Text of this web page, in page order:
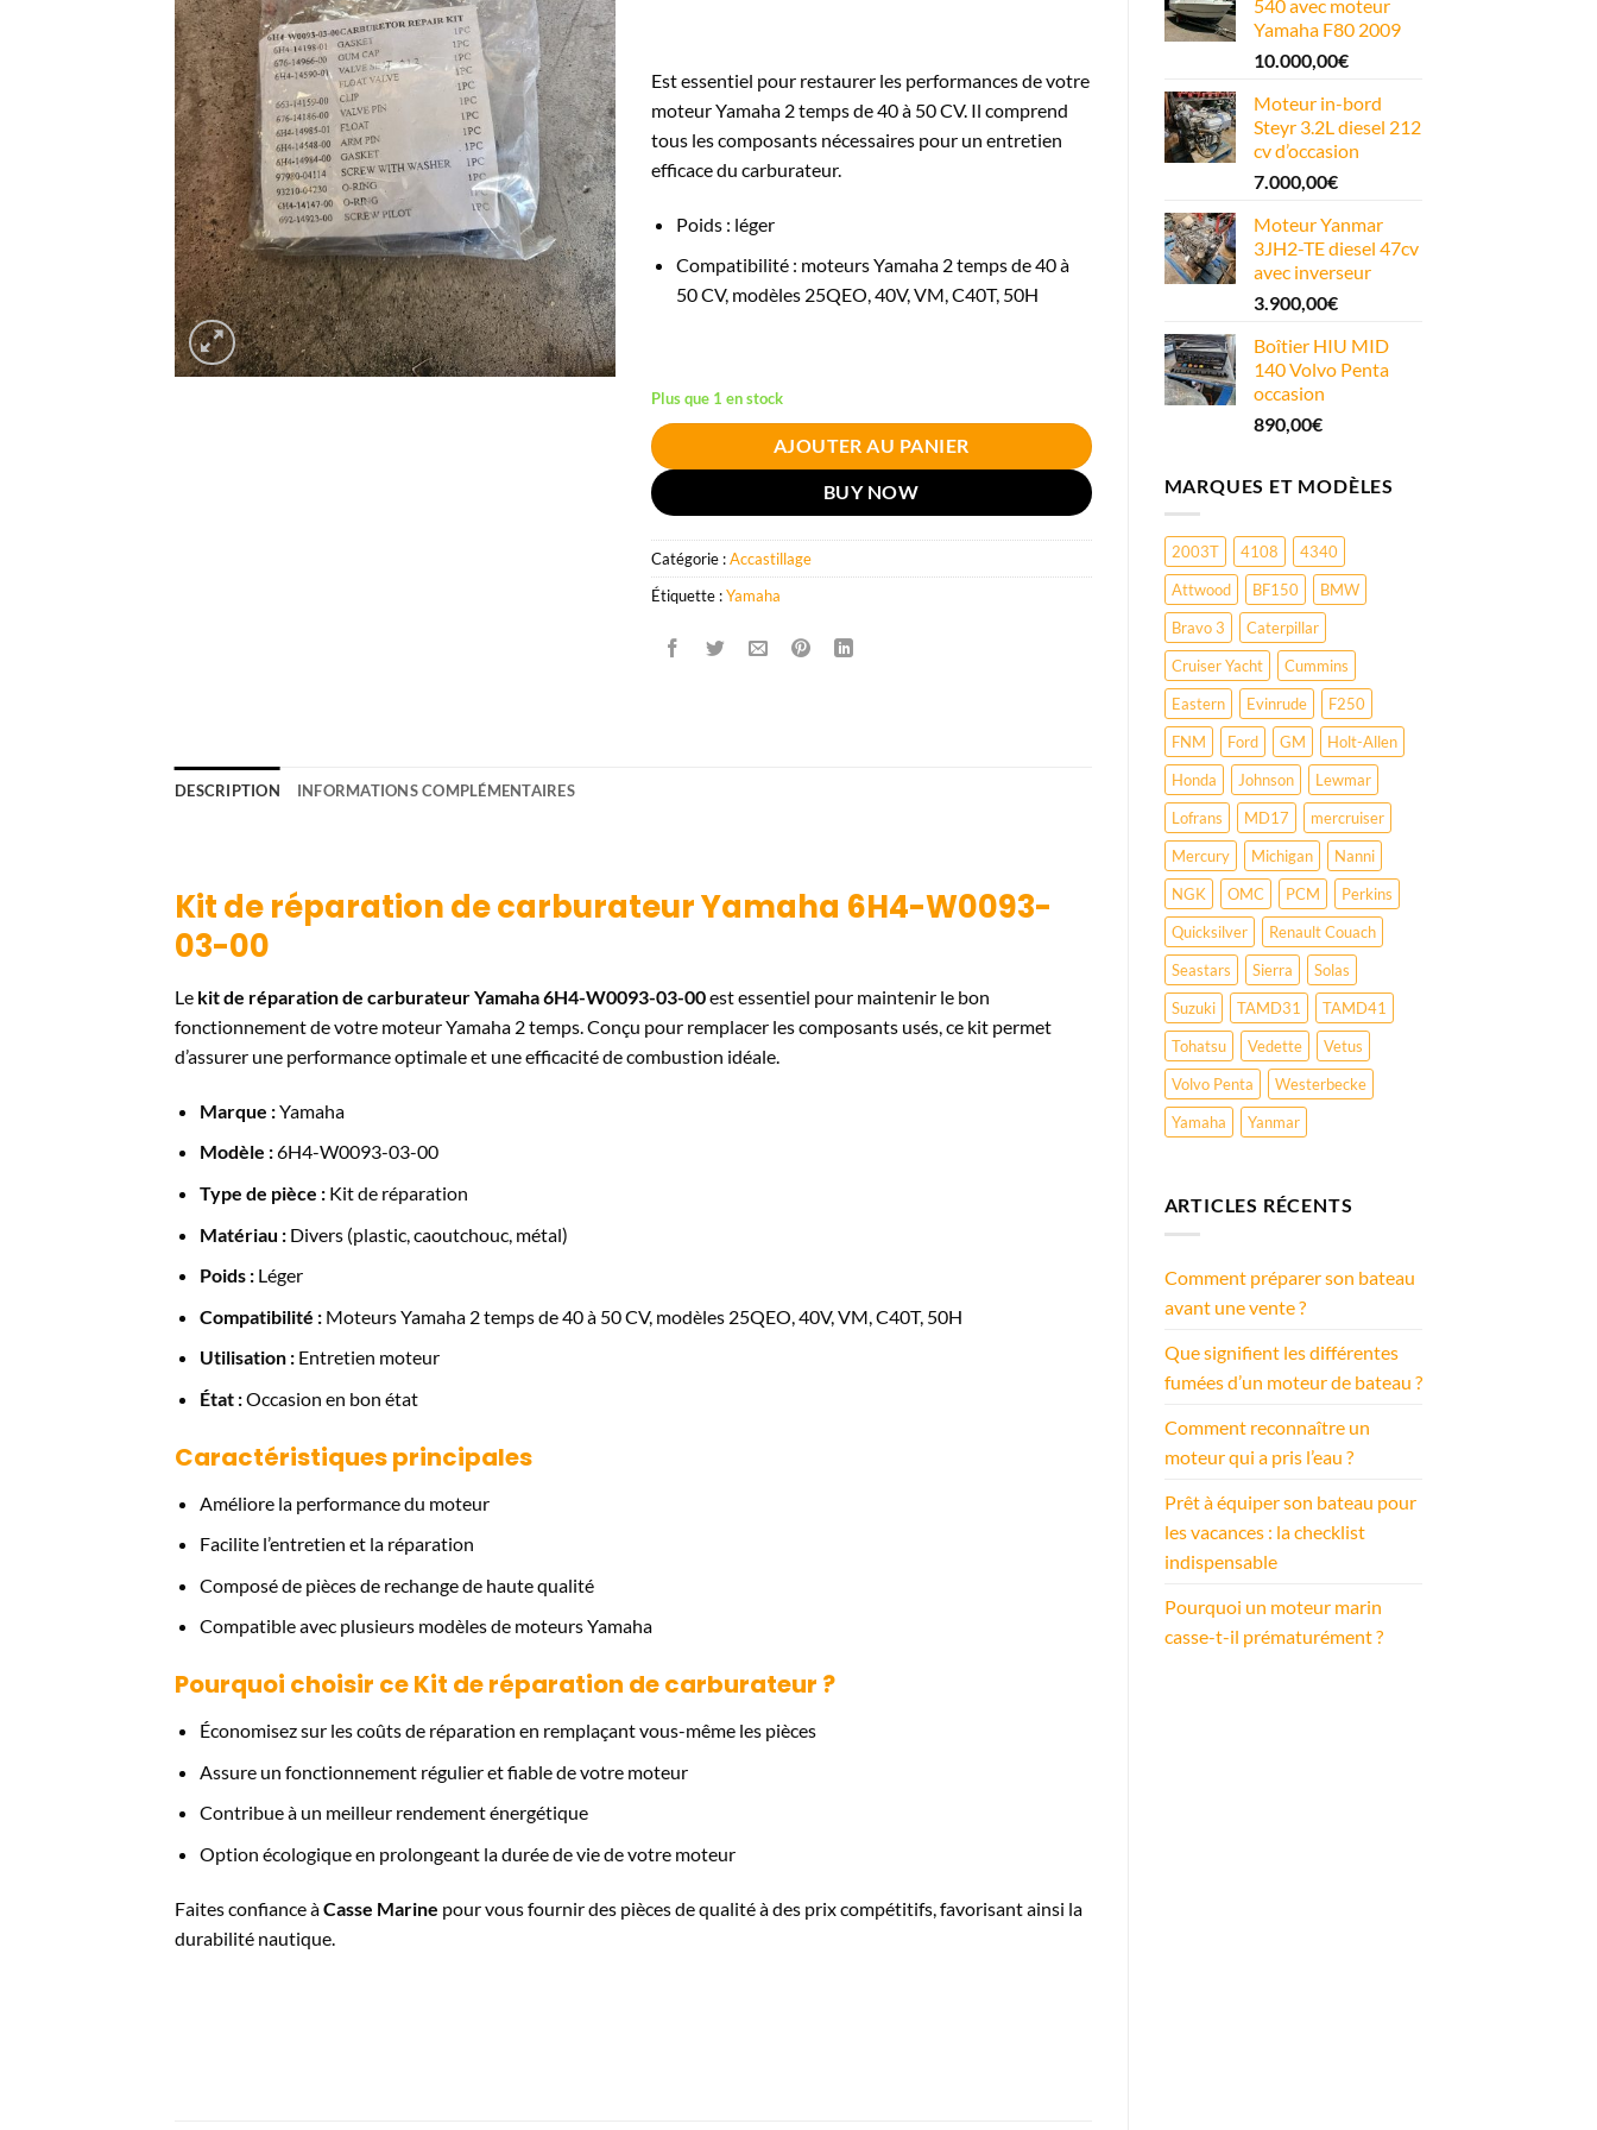
540 avec moteur
Yamaha F80 2009
10.000,00€
Moteur in-bord
Steyr 3.2L diesel 212
cv d’occasion
7.000,00€
Moteur Yanmar
3JH2-TE diesel 47cv
avec inverseur
3.900,00€
Boîtier HIU MID
140 Volvo Penta
occasion
890,00€
MARQUES ET MODÈLES
2003T 4108
4340
Attwood
BF150
BMW
Bravo 3
Caterpillar
Cruiser Yacht
Cummins
Eastern
Evinrude
F250
FNM
Ford GM
Holt-Allen
Honda
Johnson
Lewmar
Lofrans
MD17
mercruiser
Mercury
Michigan
Nanni
NGK
OMC PCM
Perkins
Quicksilver
Renault Couach
Seastars
Sierra
Solas
Suzuki
TAMD31
TAMD41
Tohatsu
Vedette
Vetus
Volvo Penta
Westerbecke
Yamaha
Yanmar
ARTICLES RÉCENTS
Comment préparer son bateau
avant une vente ?
Que signifient les différentes
fumées d’un moteur de bateau ?
Comment reconnaître un
moteur qui a pris l’eau ?
Prêt à équiper son bateau pour
les vacances : la checklist
indispensable
Pourquoi un moteur marin
casse-t-il prématurément ?
Est essentiel pour restaurer les performances de votre
moteur Yamaha 2 temps de 40 à 50 CV. Il comprend
tous les composants nécessaires pour un entretien
efficace du carburateur.
Poids : léger
Compatibilité : moteurs Yamaha 2 temps de 40 à
50 CV, modèles 25QEO, 40V, VM, C40T, 50H
Plus que 1 en stock
AJOUTER AU PANIER
BUY NOW
Catégorie :Accastillage
Étiquette :Yamaha
DESCRIPTION INFORMATIONS COMPLÉMENTAIRES
Kit de réparation de carburateur Yamaha 6H4-W0093-
03-00
Le kit de réparation de carburateur Yamaha 6H4-W0093-03-00est essentiel pour maintenir le bon
fonctionnement de votre moteur Yamaha 2 temps. Conçu pour remplacer les composants usés, ce kit permet
d’assurer une performance optimale et une efficacité de combustion idéale.
Marque :Yamaha
Modèle :6H4-W0093-03-00
Type de pièce :Kit de réparation
Matériau :Divers (plastic, caoutchouc, métal)
Poids :Léger
Compatibilité :Moteurs Yamaha 2 temps de 40 à 50 CV, modèles 25QEO, 40V, VM, C40T, 50H
Utilisation :Entretien moteur
État :Occasion en bon état
Caractéristiques principales
Améliore la performance du moteur
Facilite l’entretien et la réparation
Composé de pièces de rechange de haute qualité
Compatible avec plusieurs modèles de moteurs Yamaha
Pourquoi choisir ce Kit de réparation de carburateur ?
Économisez sur les coûts de réparation en remplaçant vous-même les pièces
Assure un fonctionnement régulier et fiable de votre moteur
Contribue à un meilleur rendement énergétique
Option écologique en prolongeant la durée de vie de votre moteur
Faites confiance àCasse Marine pour vous fournir des pièces de qualité à des prix compétitifs, favorisant ainsi la
durabilité nautique.